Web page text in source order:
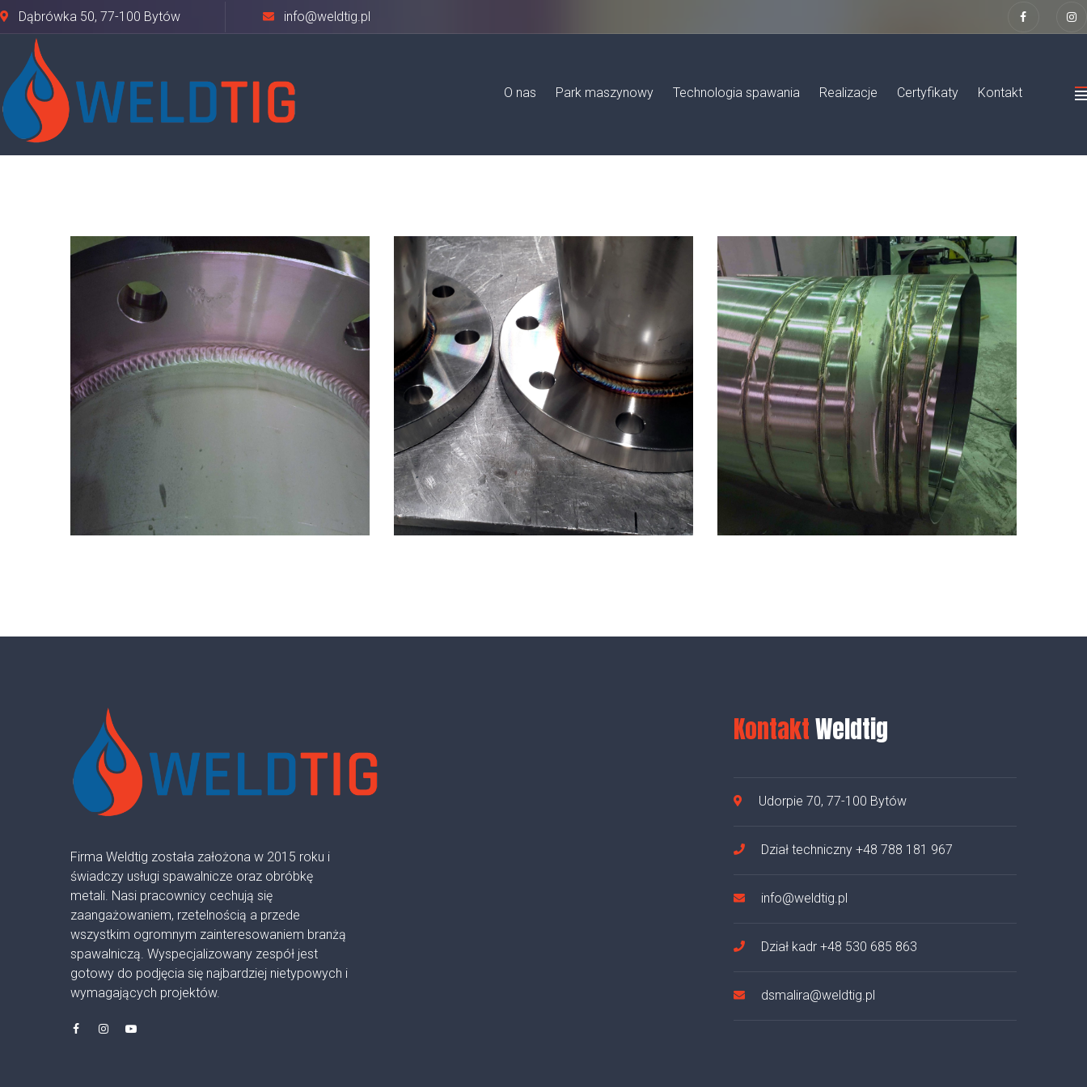
Dąbrówka 50, 77-100 Bytów info@weldtig.pl
O nas Park maszynowy Technologia spawania Realizacje Certyfikaty Kontakt
Firma Weldtig została założona w 2015 roku i
świadczy usługi spawalnicze oraz obróbkę
metali. Nasi pracownicy cechują się
zaangażowaniem, rzetelnością a przede
wszystkim ogromnym zainteresowaniem branżą
spawalniczą. Wyspecjalizowany zespół jest
gotowy do podjęcia się najbardziej nietypowych i
wymagających projektów.
KontaktWeldtig
Udorpie 70, 77-100 Bytów
Dział techniczny +48 788 181 967
info@weldtig.pl
Dział kadr +48 530 685 863
dsmalira@weldtig.pl